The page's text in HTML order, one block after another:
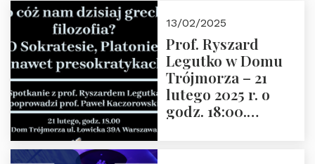
13/02/2025
Prof. Ryszard
Legutko w Domu
Trójmorza – 21
lutego 2025 r. o
godz. 18:00.